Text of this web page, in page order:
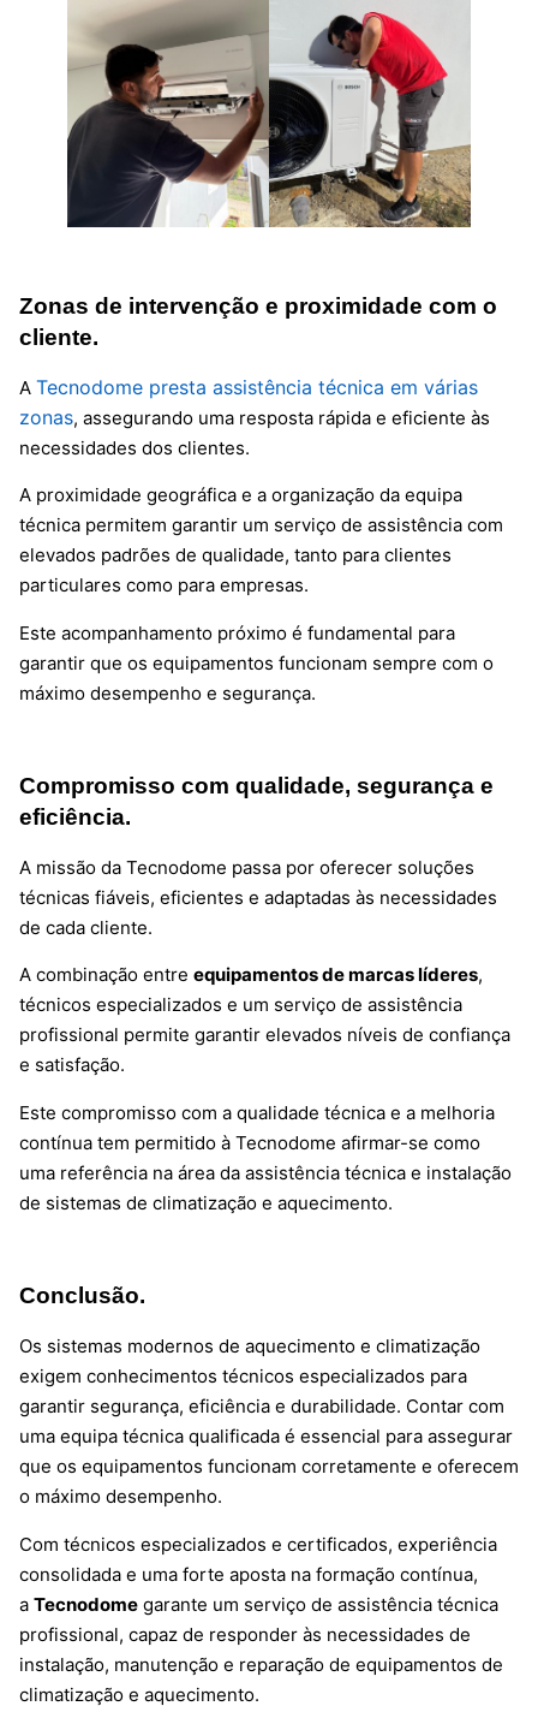
Zonas de intervenção e proximidade com o
cliente.
A Tecnodome presta assistência técnica em várias
zonas, assegurando uma resposta rápida e eficiente às
necessidades dos clientes.
A proximidade geográfica e a organização da equipa
técnica permitem garantir um serviço de assistência com
elevados padrões de qualidade, tanto para clientes
particulares como para empresas.
Este acompanhamento próximo é fundamental para
garantir que os equipamentos funcionam sempre com o
máximo desempenho e segurança.
Compromisso com qualidade, segurança e
eficiência.
A missão da Tecnodome passa por oferecer soluções
técnicas fiáveis, eficientes e adaptadas às necessidades
de cada cliente.
A combinação entre equipamentos de marcas líderes,
técnicos especializados e um serviço de assistência
profissional permite garantir elevados níveis de confiança
e satisfação.
Este compromisso com a qualidade técnica e a melhoria
contínua tem permitido à Tecnodome afirmar-se como
uma referência na área da assistência técnica e instalação
de sistemas de climatização e aquecimento.
Conclusão.
Os sistemas modernos de aquecimento e climatização
exigem conhecimentos técnicos especializados para
garantir segurança, eficiência e durabilidade. Contar com
uma equipa técnica qualificada é essencial para assegurar
que os equipamentos funcionam corretamente e oferecem
o máximo desempenho.
Com técnicos especializados e certificados, experiência
consolidada e uma forte aposta na formação contínua,
a Tecnodome garante um serviço de assistência técnica
profissional, capaz de responder às necessidades de
instalação, manutenção e reparação de equipamentos de
climatização e aquecimento.